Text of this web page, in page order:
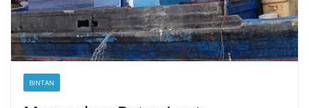
BINTAN